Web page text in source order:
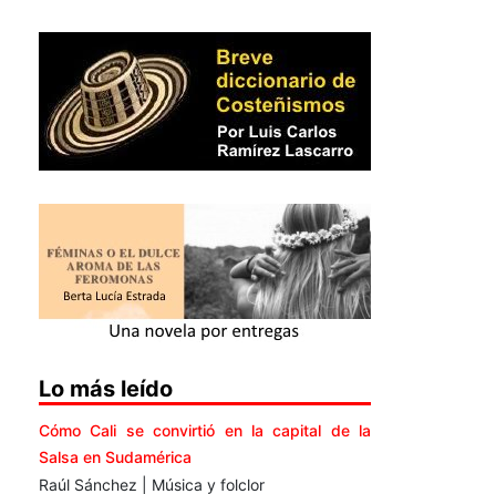
Lo más leído
Cómo Cali se convirtió en la capital de la
Salsa en Sudamérica
Raúl Sánchez | Música y folclor